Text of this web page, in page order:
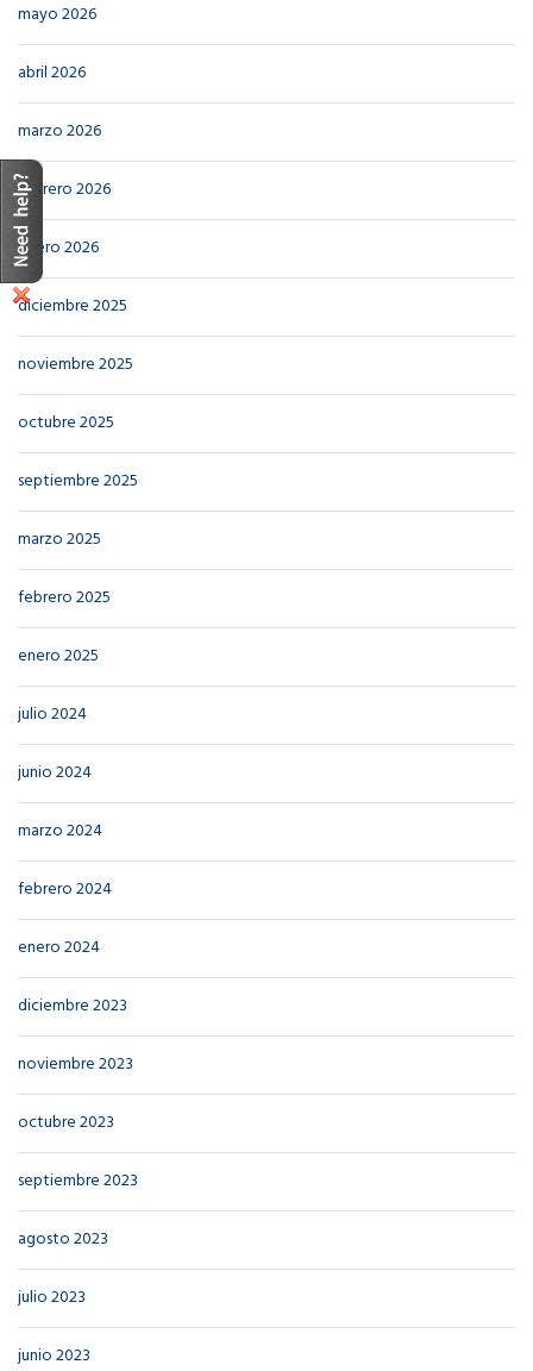
mayo 2026
abril 2026
marzo 2026
febrero 2026
enero 2026
diciembre 2025
noviembre 2025
octubre 2025
septiembre 2025
marzo 2025
febrero 2025
enero 2025
julio 2024
junio 2024
marzo 2024
febrero 2024
enero 2024
diciembre 2023
noviembre 2023
octubre 2023
septiembre 2023
agosto 2023
julio 2023
junio 2023